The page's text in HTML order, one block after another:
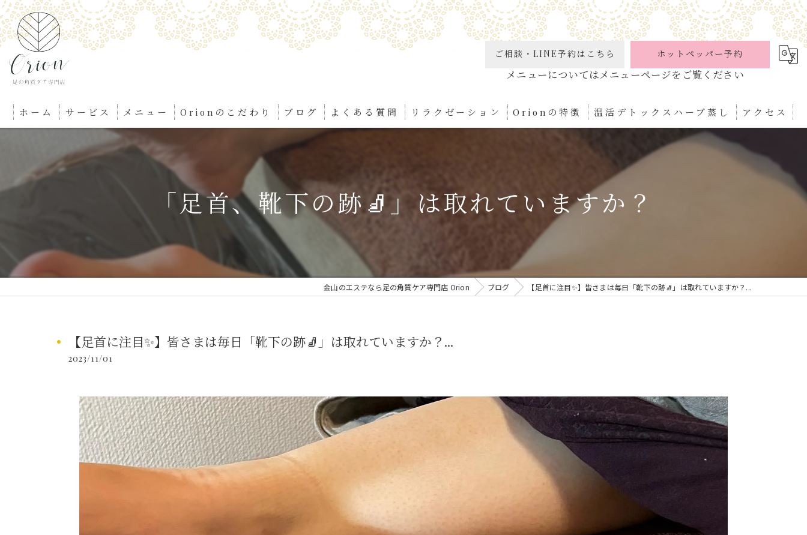
ご相談・LINE予約はこちら ホットペッパー予約
ホーム サービス メニュー Orionのこだわり ブログ よくある質問 リラクゼーション Orionの特徴
足つぼ
ボディケア
温活デトックスハーブ蒸し アクセス
「足首、靴下の跡🧦」は取れていますか？
金山のエステなら足の角質ケア専門店 Orion ブログ 【足首に注目✨】皆さまは毎日「靴下の跡🧦」は取れていますか？...
【足首に注目✨】皆さまは毎日「靴下の跡🧦」は取れていますか？...
2023/11/01